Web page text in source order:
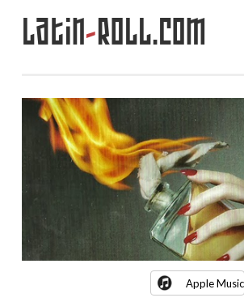
Saltar
Latin-Roll.com
Apple Music